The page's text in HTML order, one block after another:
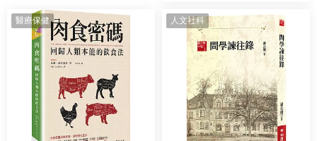
醫療保健 人文社科